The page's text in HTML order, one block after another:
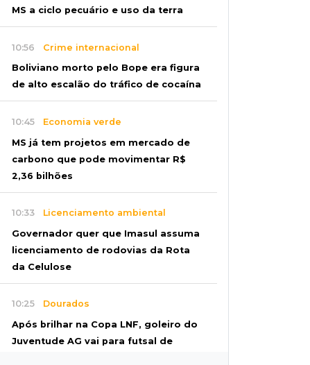
MS a ciclo pecuário e uso da terra
10:56 Crime internacional
Boliviano morto pelo Bope era figura
de alto escalão do tráfico de cocaína
10:45 Economia verde
MS já tem projetos em mercado de
carbono que pode movimentar R$
2,36 bilhões
10:33 Licenciamento ambiental
Governador quer que Imasul assuma
licenciamento de rodovias da Rota
da Celulose
10:25 Dourados
Após brilhar na Copa LNF, goleiro do
Juventude AG vai para futsal de